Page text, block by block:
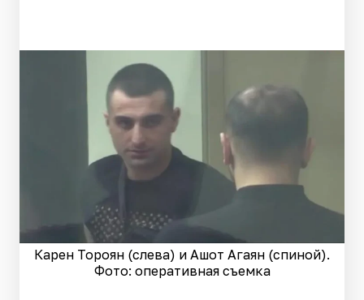
Карен Тороян (слева) и Ашот Агаян (спиной).
Фото: оперативная съемка